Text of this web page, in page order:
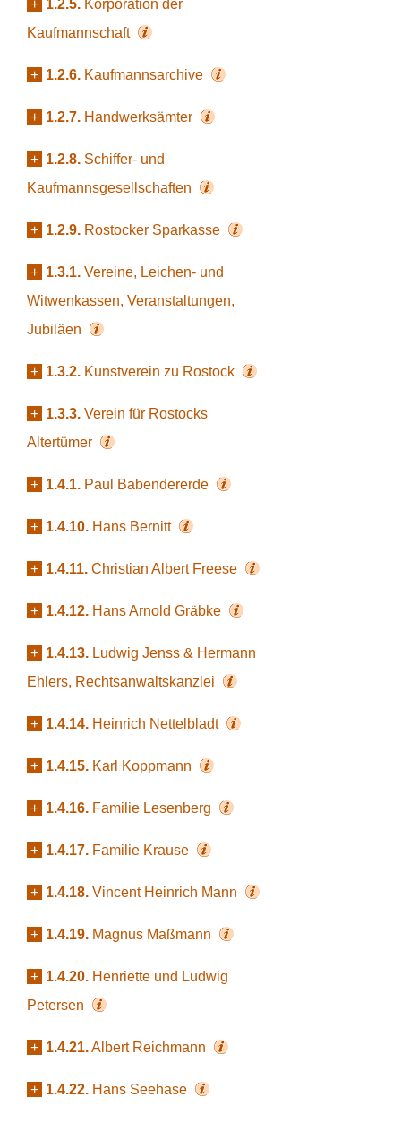
+ 1.2.5. Korporation der
Kaufmannschaft
+ 1.2.6. Kaufmannsarchive
+ 1.2.7. Handwerksämter
+ 1.2.8. Schiffer- und
Kaufmannsgesellschaften
+ 1.2.9. Rostocker Sparkasse
+ 1.3.1. Vereine, Leichen- und
Witwenkassen, Veranstaltungen,
Jubiläen
+ 1.3.2. Kunstverein zu Rostock
+ 1.3.3. Verein für Rostocks
Altertümer
+ 1.4.1. Paul Babendererde
+ 1.4.10. Hans Bernitt
+ 1.4.11. Christian Albert Freese
+ 1.4.12. Hans Arnold Gräbke
+ 1.4.13. Ludwig Jenss & Hermann
Ehlers, Rechtsanwaltskanzlei
+ 1.4.14. Heinrich Nettelbladt
+ 1.4.15. Karl Koppmann
+ 1.4.16. Familie Lesenberg
+ 1.4.17. Familie Krause
+ 1.4.18. Vincent Heinrich Mann
+ 1.4.19. Magnus Maßmann
+ 1.4.20. Henriette und Ludwig
Petersen
+ 1.4.21.Albert Reichmann
+ 1.4.22. Hans Seehase